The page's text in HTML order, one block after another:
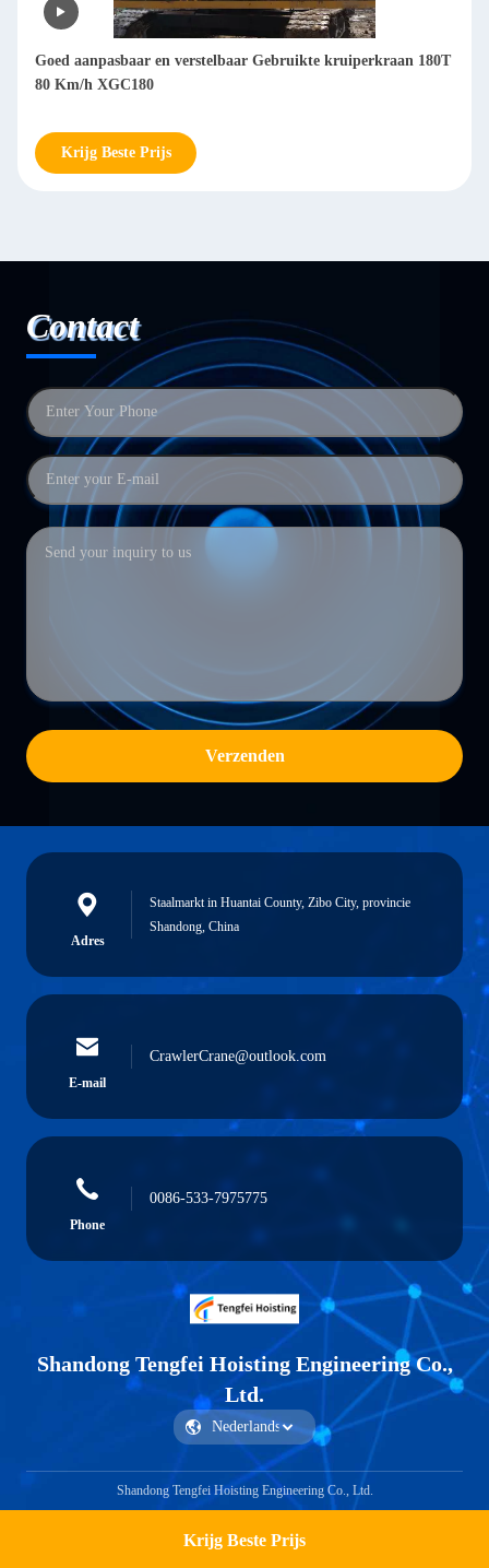
Krijg Beste Prijs
Goed aanpasbaar en verstelbaar Gebruikte kruiperkraan 180T
80 Km/h XGC180
Krijg Beste Prijs
Contact
Verzenden
Adres
Staalmarkt in Huantai County, Zibo City, provincie
Shandong, China
E-mail
CrawlerCrane@outlook.com
Phone
0086-533-7975775
Shandong Tengfei Hoisting Engineering Co.,
Ltd.
Shandong Tengfei Hoisting Engineering Co., Ltd.
Get a Quote